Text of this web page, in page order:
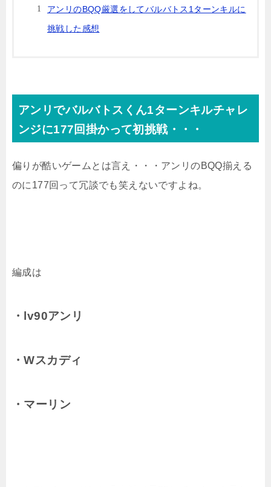
アンリのBQQ厳選をしてバルバトス1ターンキルに
挑戦した感想
アンリでバルバトスくん1ターンキルチャレ
ンジに177回掛かって初挑戦・・・
偏りが酷いゲームとは言え・・・アンリのBQQ揃える
のに177回って冗談でも笑えないですよね。
編成は
・lv90アンリ
・Wスカディ
・マーリン